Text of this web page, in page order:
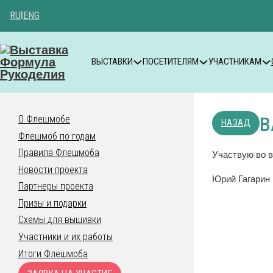
RU ENG
ВЫСТАВКИ ПОСЕТИТЕЛЯМ УЧАСТНИКАМ
О Флешмобе
Флешмоб по годам
Правила Флешмоба
Новости проекта
Партнеры проекта
Призы и подарки
Схемы для вышивки
Участники и их работы
Итоги Флешмоба
НАЗАД
Участвую во
Юрий Гагарин